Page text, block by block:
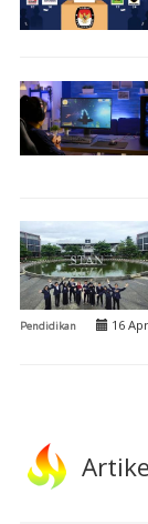
Pendidikan 16